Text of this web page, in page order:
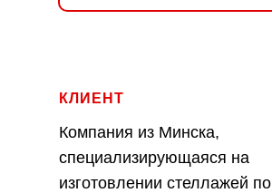
Компания из Минска,
специализирующаяся на
изготовлении стеллажей по
КЛИЕНТ